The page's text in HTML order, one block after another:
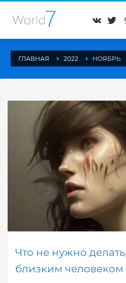
ГЛАВНАЯ 2022 НОЯБРЬ
Что не нужно
близким человеком